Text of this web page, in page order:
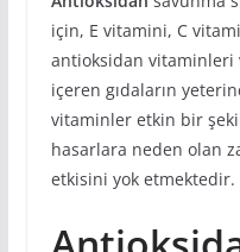
için, E vitamini, C
antioksidan vitaminleri
içeren gıdaların
vitaminler etkin bir
hasarlara neden olan
etkisini yok etmektedir.